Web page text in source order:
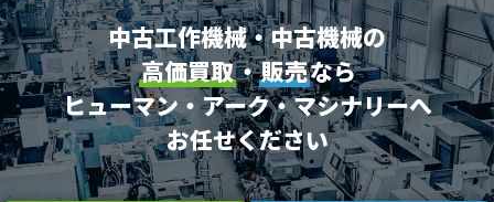
中古工作機械・中古機械の
高価買取・販売なら
ヒューマン・アーク・マシナリーへ
お任せください